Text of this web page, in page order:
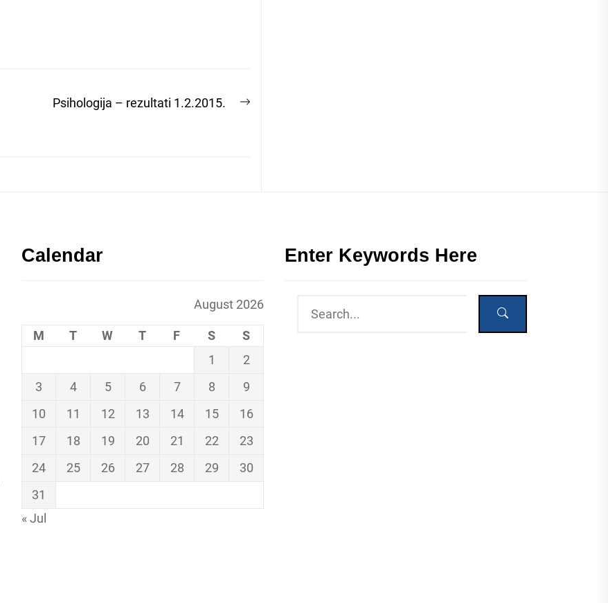
Next
Psihologija – rezultati 1.2.2015.
Calendar
August 2026
M T W T F S
S
1
2
3
4 5 6 7 8
9
10
11 12 13 14 15
16
17
18 19 20 21 22
23
24
25 26 27 28 29
30
31
« Jul
Enter Keywords Here